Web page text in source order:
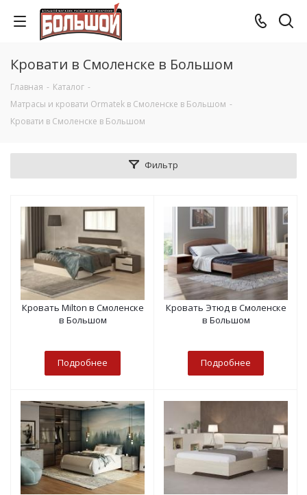
Кровати в Смоленске в Большом
Главная - Каталог -
Матрасы и кровати Ormatek в Смоленске в Большом -
Кровати в Смоленске в Большом
Фильтр
Кровать Milton в Смоленске
в Большом
Подробнее
Кровать Этюд в Смоленске
в Большом
Подробнее